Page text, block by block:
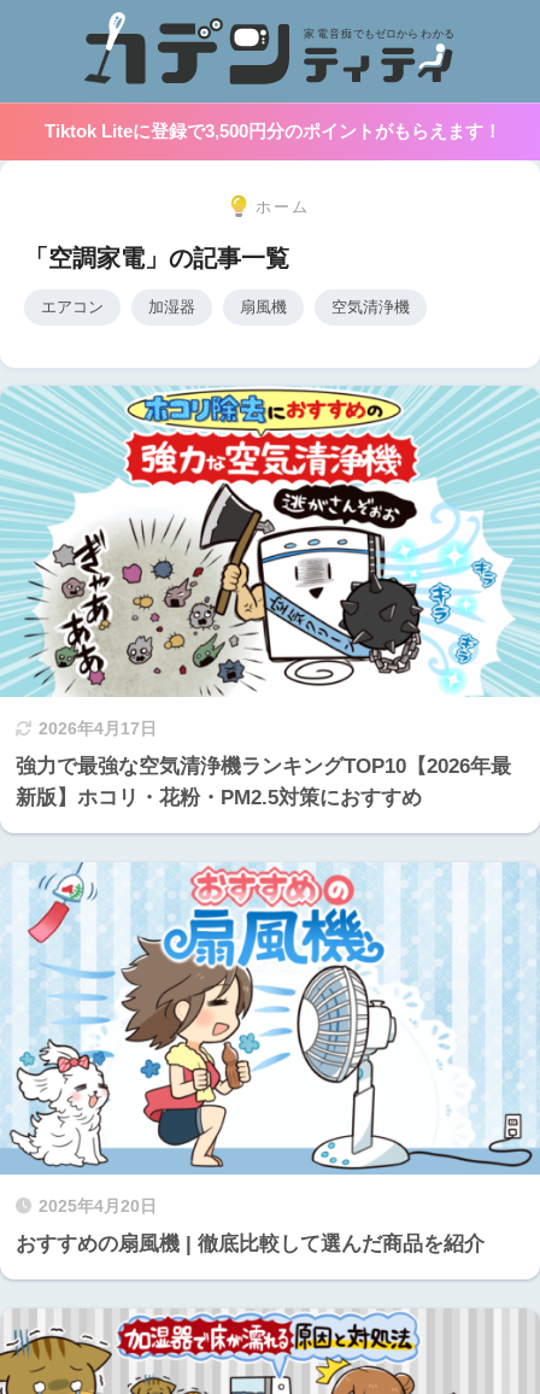
Tiktok Liteに登録で3,500円分のポイントがもらえます！
ホーム
「空調家電」の記事一覧
エアコン 加湿器 扇風機 空気清浄機
2026年4月17日
強力で最強な空気清浄機ランキングTOP10【2026年最
新版】ホコリ・花粉・PM2.5対策におすすめ
2025年4月20日
おすすめの扇風機 | 徹底比較して選んだ商品を紹介